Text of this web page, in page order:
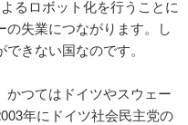
るロボット化を行うことに
失業につながります。し
きない国なのです。
かつてはドイツやスウェー
年にドイツ社会民主党の